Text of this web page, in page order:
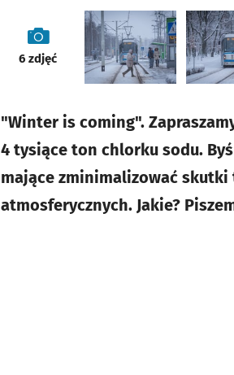
galeria
6 zdjęć
"Winter is coming".
4 tysiące ton chlorku sodu.
mające zminimalizować
atmosferycznych. Jakie?